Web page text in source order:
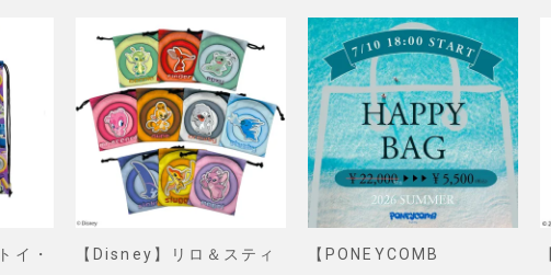
イ・
【Disney】リロ＆スティ
【PONEYCOMB